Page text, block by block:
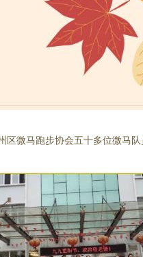
区微马跑步协会五十多位微马